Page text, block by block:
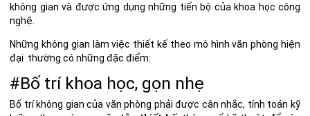
không gian và được ứng dụng những tiến bộ của khoa học công
nghệ.
Những không gian làm việc thiết kế theo mô hình văn phòng hiện
đại thường có những đặc điểm:
#Bố trí khoa học, gọn nhẹ
Bố trí không gian của văn phòng phải được cân nhắc, tính toán kỹ